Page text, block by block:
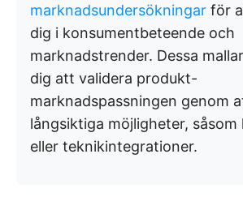
marknadsundersökningar för
dig i konsumentbeteende och
marknadstrender. Dessa
dig att validera produkt-
marknadspassningen genom
långsiktiga möjligheter, såsom
eller teknikintegrationer.